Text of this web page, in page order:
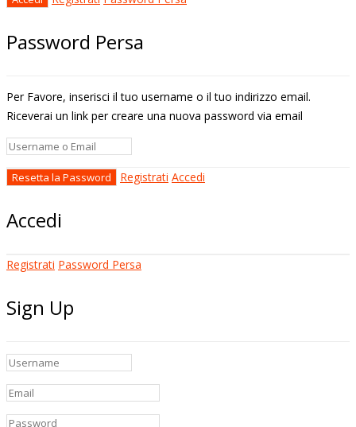
Password Persa
Per Favore, inserisci il tuo username o il tuo indirizzo email.
Riceverai un link per creare una nuova password via email
Registrati Accedi
Accedi
Registrati Password Persa
Sign Up